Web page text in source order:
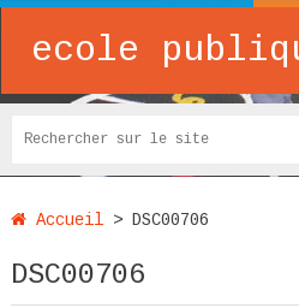
ecole
Accueil> DSC00706
DSC00706